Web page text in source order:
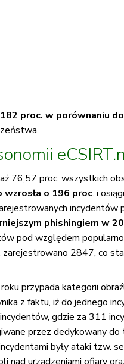
proc. w porównaniu
76,57 proc. wszystkich
o 196 proc. i
incydentów
phishingiem w
pod względem
2847, co
przypada kategorii
z faktu, iż do jednego
gdzie za 311
przez dedykowany
były ataki tzw.